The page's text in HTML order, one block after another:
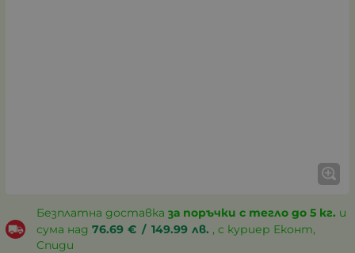
Безплатна доставка за поръчки с тегло до 5 кг. и
сума над 76.69 € / 149.99 лв. , с куриер Еконт,
Спиди